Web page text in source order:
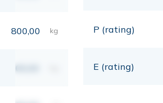
800,00 kg
00,00
P (rating)
E (rating)